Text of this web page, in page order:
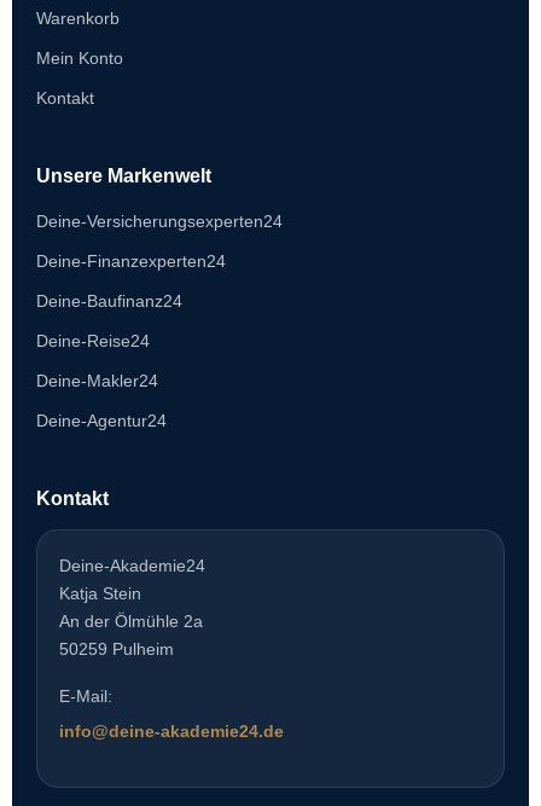
Warenkorb
Mein Konto
Kontakt
Unsere Markenwelt
Deine-Versicherungsexperten24
Deine-Finanzexperten24
Deine-Baufinanz24
Deine-Reise24
Deine-Makler24
Deine-Agentur24
Kontakt
Deine-Akademie24
Katja Stein
An der Ölmühle 2a
50259 Pulheim
E-Mail:
info@deine-akademie24.de